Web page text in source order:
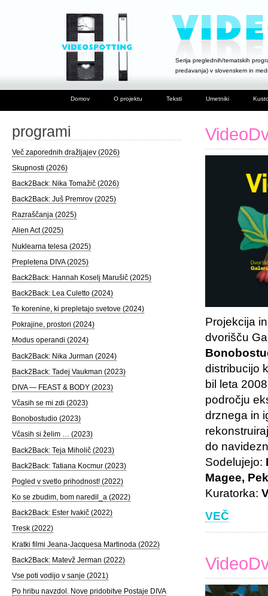
Serija preglednih/tematskih
predavanja) v slovenskem in
Domov O projektu Teksti Umetniki
Projekcija
dvorišču
distribucijo
bil leta
področju
drznega in
do
Sodelujejo:
Magee,
Kuratorka:
VEČ
programi
Več zaporednih dražljajev (2026)
Skupnosti (2026)
Back2Back: Nika Tomažič (2026)
Back2Back: Juš Premrov (2025)
Razraščanja (2025)
Alien Act (2025)
Nuklearna telesa (2025)
Prepletena DIVA (2025)
Back2Back: Hannah Koselj Marušič (2025)
Back2Back: Lea Culetto (2024)
Te korenine, ki prepletajo svetove (2024)
Pokrajine, prostori (2024)
Modus operandi (2024)
Back2Back: Nika Jurman (2024)
Back2Back: Tadej Vaukman (2023)
DIVA — FEAST & BODY (2023)
Včasih se mi zdi (2023)
Bonobostudio (2023)
Včasih si želim … (2023)
Back2Back: Teja Miholič (2023)
Back2Back: Tatiana Kocmur (2023)
Pogled v svetlo prihodnost! (2022)
Ko se zbudim, bom naredil_a (2022)
Back2Back: Ester Ivakič (2022)
Tresk (2022)
Kratki filmi Jeana-Jacquesa Martinoda (2022)
Back2Back: Matevž Jerman (2022)
Vse poti vodijo v sanje (2021)
Po hribu navzdol. Nove pridobitve Postaje DIVA